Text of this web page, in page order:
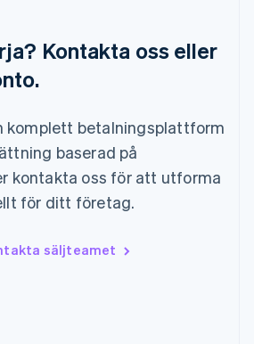
Kontakta oss eller
komplett betalningsplattform
baserad på
kontakta oss för att utforma
för ditt företag.
säljteamet